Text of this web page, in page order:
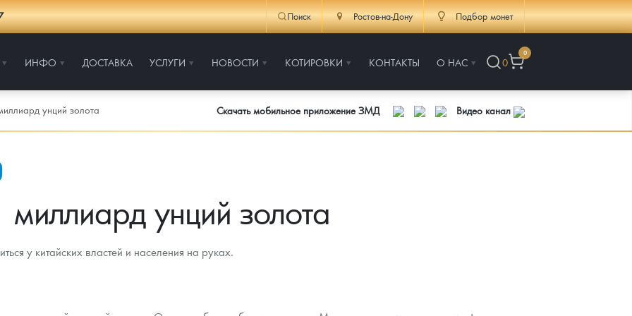
Поиск Ростов-на-Дону Подбор монет
ИНФО ДОСТАВКА УСЛУГИ НОВОСТИ КОТИРОВКИ КОНТАКТЫ О НАС 0
0
унций золота Скачать мобильное приложение ЗМД Видео канал
миллиард унций золота
у китайских властей и населения на руках.